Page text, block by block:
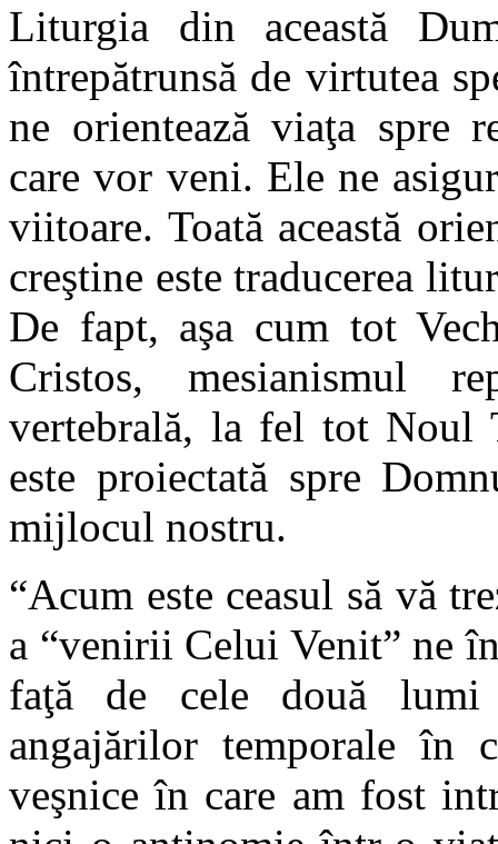
Liturgia din această
întrepătrunsă de virtutea
ne orientează viaţa spre
care vor veni. Ele ne
viitoare. Toată această
creştine este traducerea
De fapt, aşa cum tot
Cristos, mesianismul
vertebrală, la fel tot Noul
este proiectată spre
mijlocul nostru.
“Acum este ceasul să vă
a “venirii Celui Venit” ne
faţă de cele două lumi
angajărilor temporale în
veşnice în care am fost